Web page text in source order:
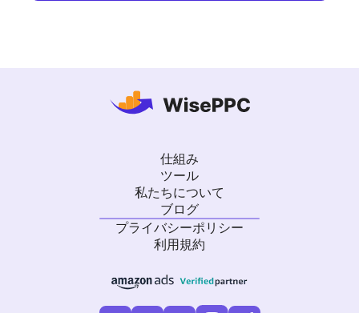
仕組み
ツール
私たちについて
ブログ
プライバシーポリシー
利用規約